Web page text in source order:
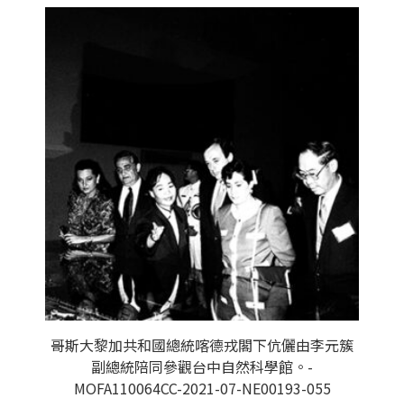
latest
哥斯大黎加共和國總統喀德戎閣下伉儷由李元簇
副總統陪同參觀台中自然科學館。-
MOFA110064CC-2021-07-NE00193-055